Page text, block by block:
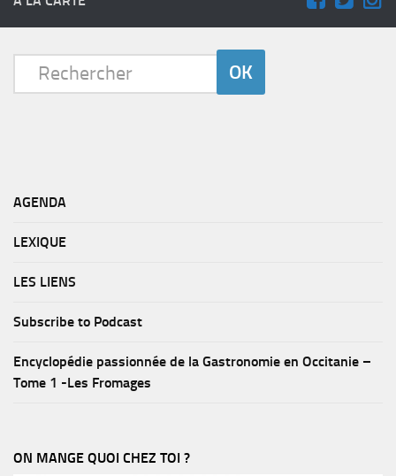
AGENDA
LEXIQUE
LES LIENS
Subscribe to Podcast
Encyclopédie passionnée de la Gastronomie en Occitanie –
Tome 1 -Les Fromages
ON MANGE QUOI CHEZ TOI ?